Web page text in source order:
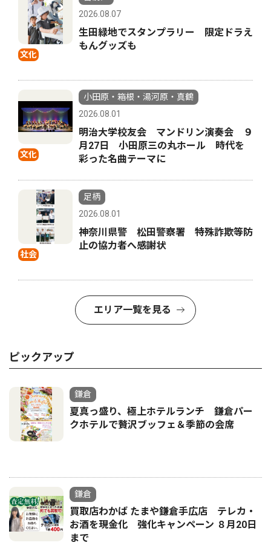
文化
2026.08.07
生田緑地でスタンプラリー 限定ドラえ
もんグッズも
文化
小田原・箱根・湯河原・真鶴
2026.08.01
明治大学校友会 マンドリン演奏会 ９
月27日 小田原三の丸ホール 時代を
彩った名曲テーマに
社会
足柄
2026.08.01
神奈川県警 松田警察署 特殊詐欺等防
止の協力者へ感謝状
エリア一覧を見る
ピックアップ
鎌倉
夏真っ盛り、極上ホテルランチ 鎌倉パー
クホテルで贅沢ブッフェ＆季節の会席
鎌倉
買取店わかば たまや鎌倉手広店 テレカ・
お酒を現金化 強化キャンペーン ８月20日
まで